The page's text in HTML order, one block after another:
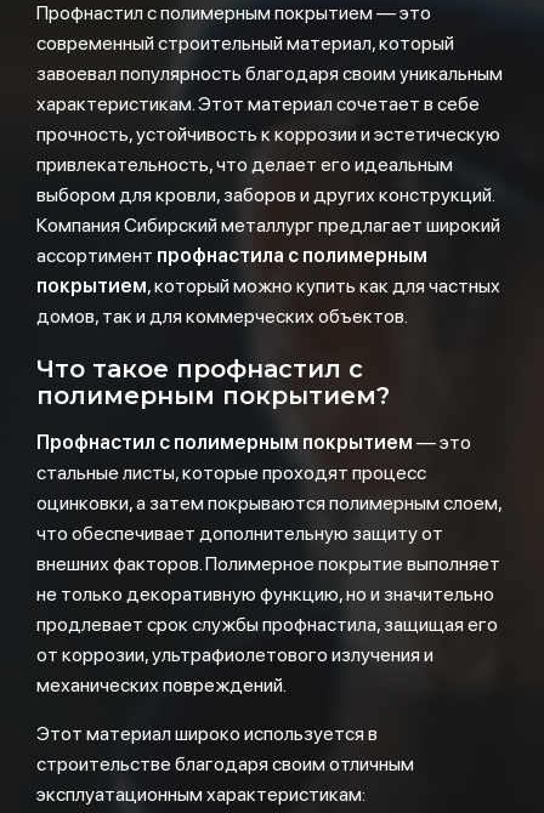
Профнастил с полимерным покрытием — это
современный строительный материал, который
завоевал популярность благодаря своим уникальным
характеристикам. Этот материал сочетает в себе
прочность, устойчивость к коррозии и эстетическую
привлекательность, что делает его идеальным
выбором для кровли, заборов и других конструкций.
Компания Сибирский металлург предлагает широкий
ассортимент профнастила с полимерным
покрытием, который можно купить как для частных
домов, так и для коммерческих объектов.
Что такое профнастил с
полимерным покрытием?
Профнастил с полимерным покрытием — это
стальные листы, которые проходят процесс
оцинковки, а затем покрываются полимерным слоем,
что обеспечивает дополнительную защиту от
внешних факторов. Полимерное покрытие выполняет
не только декоративную функцию, но и значительно
продлевает срок службы профнастила, защищая его
от коррозии, ультрафиолетового излучения и
механических повреждений.
Этот материал широко используется в
строительстве благодаря своим отличным
эксплуатационным характеристикам: